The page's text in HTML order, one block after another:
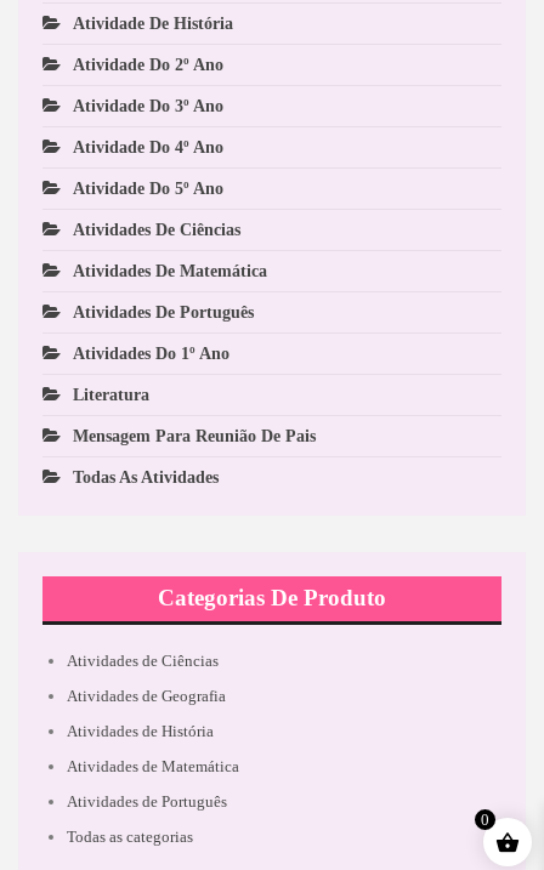
Atividade De História
Atividade Do 2º Ano
Atividade Do 3º Ano
Atividade Do 4º Ano
Atividade Do 5º Ano
Atividades De Ciências
Atividades De Matemática
Atividades De Português
Atividades Do 1º Ano
Literatura
Mensagem Para Reunião De Pais
Todas As Atividades
Categorias De Produto
Atividades de Ciências
Atividades de Geografia
Atividades de História
Atividades de Matemática
Atividades de Português
Todas as categorias
0